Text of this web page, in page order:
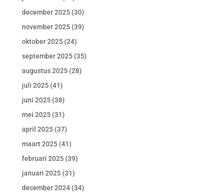
december 2025(30)
november 2025(39)
oktober 2025(24)
september 2025(35)
augustus 2025(28)
juli 2025(41)
juni 2025(38)
mei 2025(31)
april 2025(37)
maart 2025(41)
februari 2025(39)
januari 2025(31)
december 2024(34)